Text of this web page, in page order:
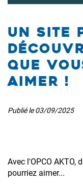
Un site
que
aimer !
Publié le03/09/2025
Avec l'OPCO AKTO,
pourriez aimer...